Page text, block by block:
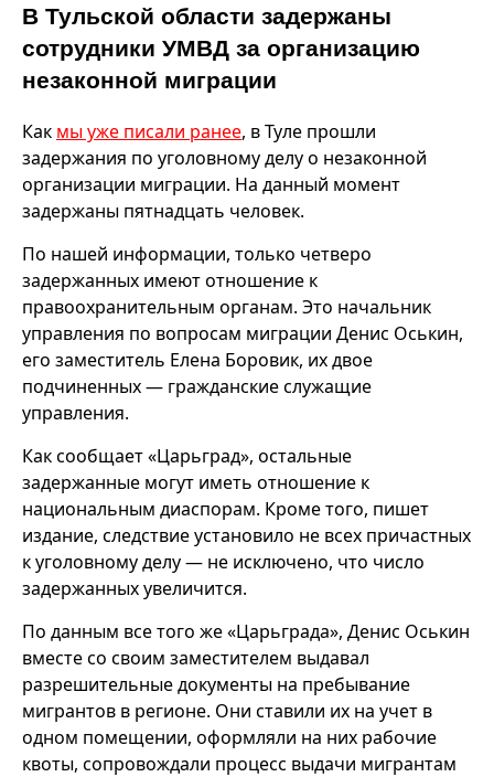
В Тульской области задержаны
сотрудники УМВД за организацию
незаконной миграции
Как мы уже писали ранее, в Туле прошли
задержания по уголовному делу о незаконной
организации миграции. На данный момент
задержаны пятнадцать человек.
По нашей информации, только четверо
задержанных имеют отношение к
правоохранительным органам. Это начальник
управления по вопросам миграции Денис Оськин,
его заместитель Елена Боровик, их двое
подчиненных — гражданские служащие
управления.
Как сообщает «Царьград», остальные
задержанные могут иметь отношение к
национальным диаспорам. Кроме того, пишет
издание, следствие установило не всех причастных
к уголовному делу — не исключено, что число
задержанных увеличится.
По данным все того же «Царьграда», Денис Оськин
вместе со своим заместителем выдавал
разрешительные документы на пребывание
мигрантов в регионе. Они ставили их на учет в
одном помещении, оформляли на них рабочие
квоты, сопровождали процесс выдачи мигрантам